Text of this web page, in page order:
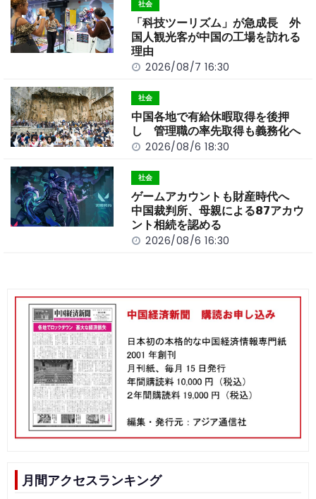
o
k
k
社会
「科技ツーリズム」が急成長 外
国人観光客が中国の工場を訪れる
理由
2026/08/7 16:30
社会
中国各地で有給休暇取得を後押
し 管理職の率先取得も義務化へ
2026/08/6 18:30
社会
ゲームアカウントも財産時代へ
中国裁判所、母親による87アカウ
ント相続を認める
2026/08/6 16:30
月間アクセスランキング